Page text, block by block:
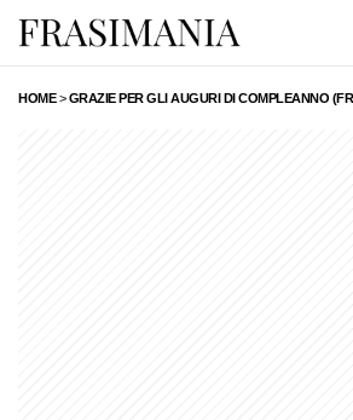
HOME>GRAZIE PER GLI AUGURI DI COMPLEANNO